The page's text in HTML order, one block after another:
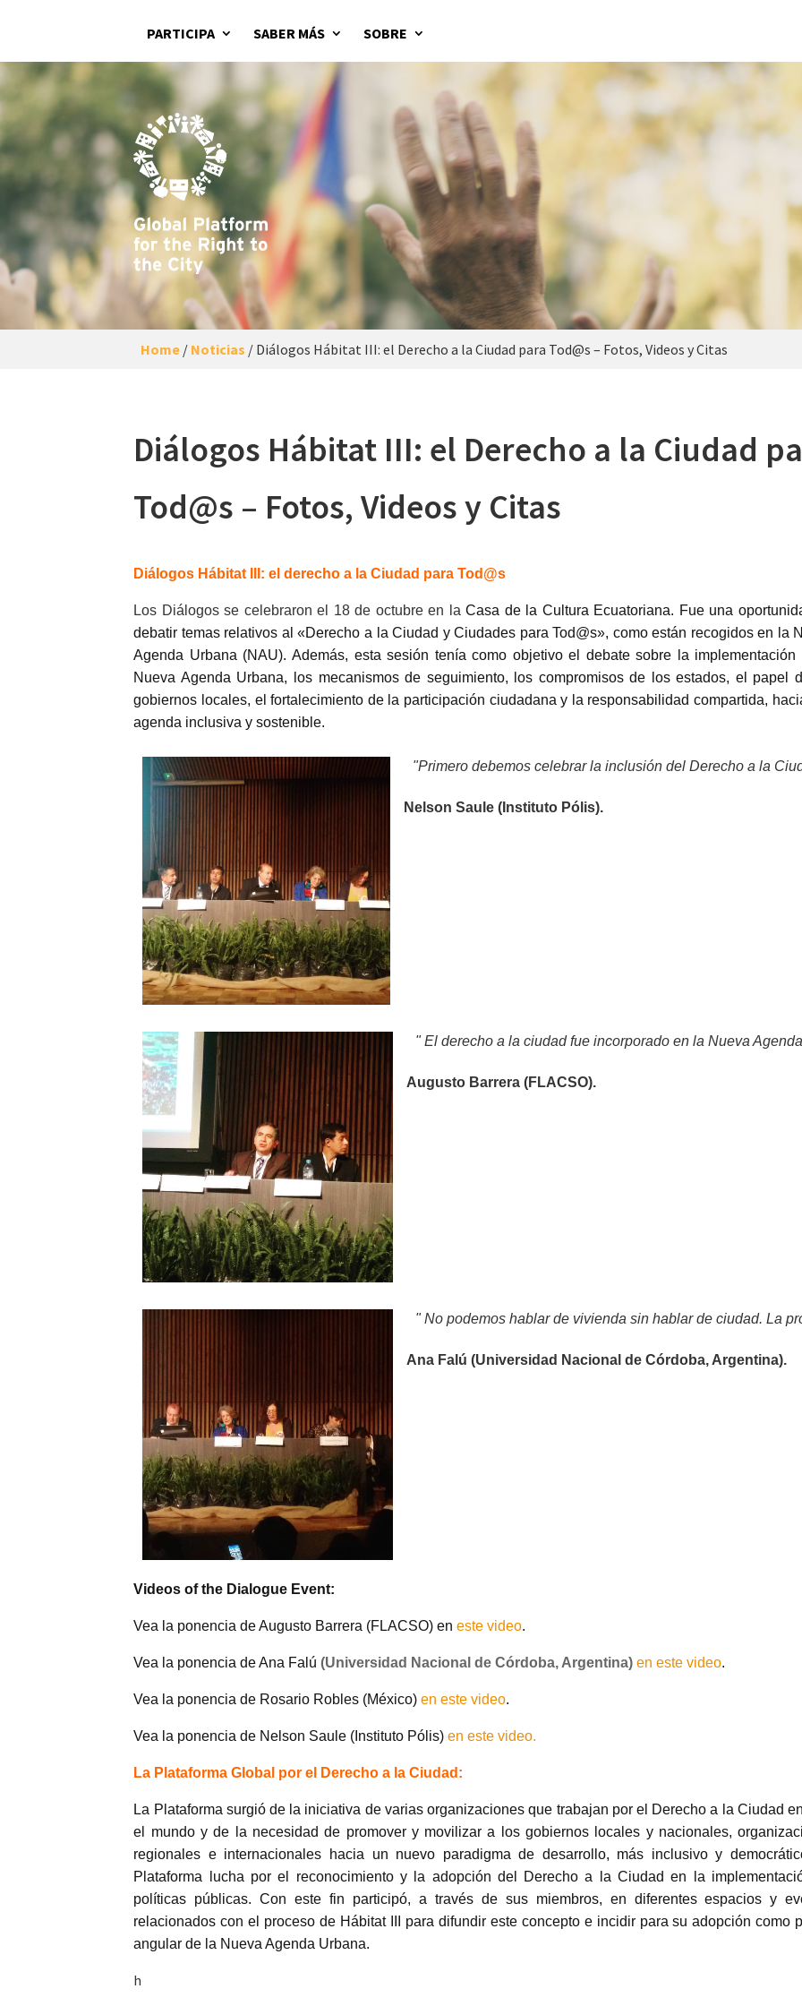
PARTICIPA SABER MÁS SOBRE
Home / Noticias / Diálogos Hábitat III: el Derecho a la Ciudad para Tod@s – Fotos, Videos y Citas
Diálogos Hábitat III: el Derecho a la Ciudad
Tod@s – Fotos, Videos y Citas
Diálogos Hábitat III: el derecho a la Ciudad para Tod@s
Los Diálogos se celebraron el 18 de octubre en laCasa de la Cultura Ecuatoriana. Fue una
debatir temas relativos al «Derecho a la Ciudad y Ciudades para Tod@s», como están recogidos en la
Agenda Urbana (NAU). Además, esta sesión tenía como objetivo el debate sobre la implementación
Nueva Agenda Urbana, los mecanismos de seguimiento, los compromisos de los estados, el papel
gobiernos locales, el fortalecimiento de la participación ciudadana y la responsabilidad compartida,
agenda inclusiva y sostenible.
"Primero debemos celebrar la inclusión del Derecho a la
Nelson Saule (Instituto Pólis).
" El derecho a la ciudad fue incorporado en la Nueva
Augusto Barrera (FLACSO).
" No podemos hablar de vivienda sin hablar de ciudad. La
Ana Falú (Universidad Nacional de Córdoba, Argentina).
Videos of the Dialogue Event:
Vea la ponencia de Augusto Barrera (FLACSO) eneste video.
Vea la ponencia de Ana Falú(Universidad Nacional de Córdoba, Argentina) en este video.
Vea la ponencia de Rosario Robles (México)en este video.
Vea la ponencia de Nelson Saule (Instituto Pólis)en este video.
La Plataforma Global por el Derecho a la Ciudad:
La Plataforma surgió de la iniciativa de varias organizaciones que trabajan por el Derecho a la Ciudad
el mundo y de la necesidad de promover y movilizar a los gobiernos locales y nacionales,
regionales e internacionales hacia un nuevo paradigma de desarrollo, más inclusivo y
Plataforma lucha por el reconocimiento y la adopción del Derecho a la Ciudad en la
políticas públicas. Con este fin participó, a través de sus miembros, en diferentes espacios y
relacionados con el proceso de Hábitat III para difundir este concepto e incidir para su adopción como
angular de la Nueva Agenda Urbana.
h